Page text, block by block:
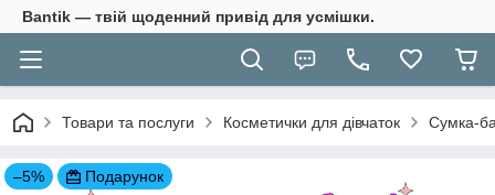
Bantik — твій щоденний привід для усмішки.
Товари та послуги Косметички для дівчаток Сумка-
–5% Подарунок